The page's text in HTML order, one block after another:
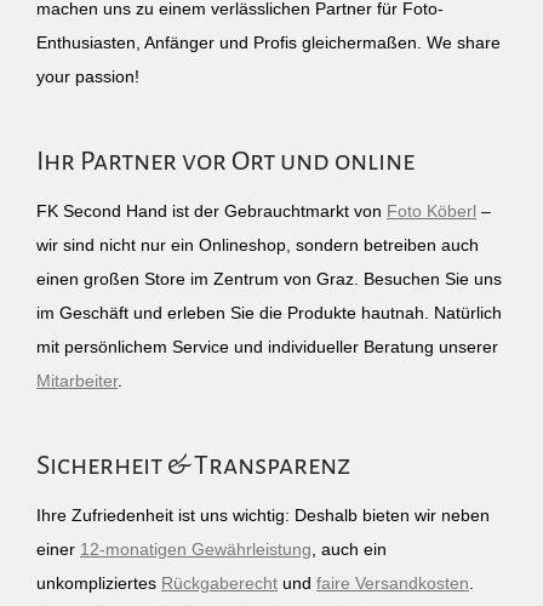
machen uns zu einem verlässlichen Partner für Foto-
Enthusiasten, Anfänger und Profis gleichermaßen. We share
your passion!
Ihr Partner vor Ort und online
FK Second Hand ist der Gebrauchtmarkt von Foto Köberl –
wir sind nicht nur ein Onlineshop, sondern betreiben auch
einen großen Store im Zentrum von Graz. Besuchen Sie uns
im Geschäft und erleben Sie die Produkte hautnah. Natürlich
mit persönlichem Service und individueller Beratung unserer
Mitarbeiter.
Sicherheit & Transparenz
Ihre Zufriedenheit ist uns wichtig: Deshalb bieten wir neben
einer 12-monatigen Gewährleistung , auch ein
unkompliziertes Rückgaberecht und faire Versandkosten